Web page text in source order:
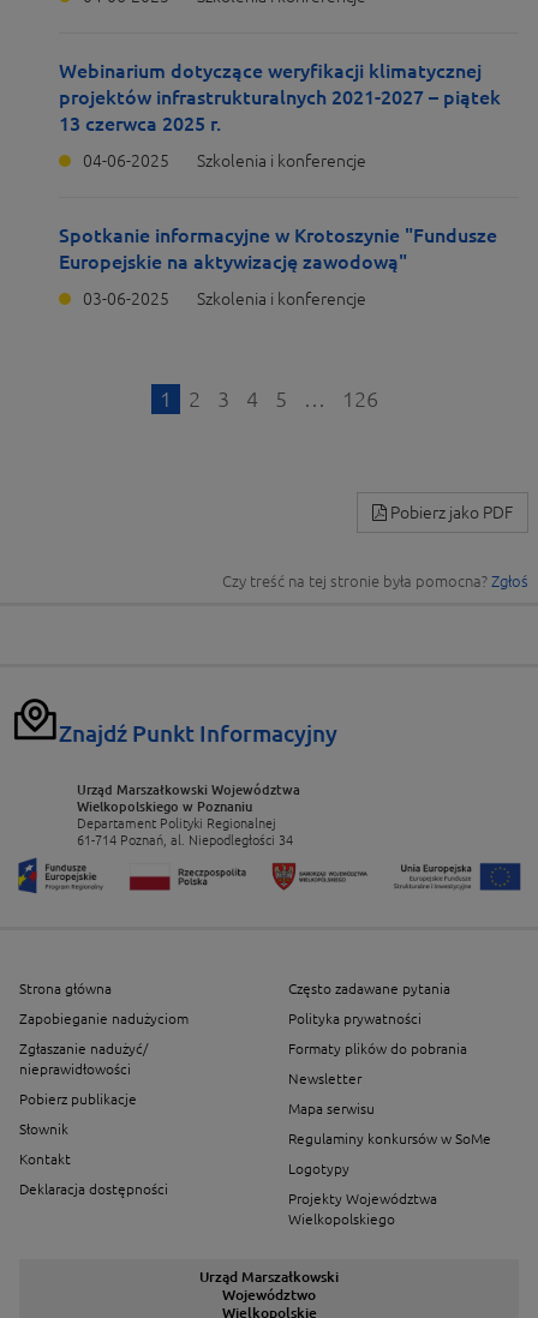
Webinarium dotyczące weryfikacji klimatycznej
projektów infrastrukturalnych 2021-2027 – piątek
13 czerwca 2025 r.
04-06-2025 Szkolenia i konferencje
Spotkanie informacyjne w Krotoszynie "Fundusze
Europejskie na aktywizację zawodową"
03-06-2025 Szkolenia i konferencje
1 2 3 4 5 … 126
Pobierz jako PDF
Czy treść na tej stronie była pomocna? Zgłoś
Znajdź Punkt Informacyjny
Urząd Marszałkowski Województwa
Wielkopolskiego w Poznaniu
Departament Polityki Regionalnej
61-714 Poznań, al. Niepodległości 34
Strona główna
Zapobieganie nadużyciom
Zgłaszanie nadużyć/
nieprawidłowości
Pobierz publikacje
Słownik
Kontakt
Deklaracja dostępności
Często zadawane pytania
Polityka prywatności
Formaty plików do pobrania
Newsletter
Mapa serwisu
Regulaminy konkursów w SoMe
Logotypy
Projekty Województwa
Wielkopolskiego
Urząd Marszałkowski
Województwo
Wielkopolskie